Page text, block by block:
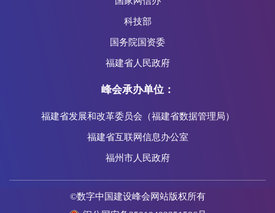
科技部
国务院国资委
福建省人民政府
峰会承办单位：
福建省发展和改革委员会（福建省数据管理局）
福建省互联网信息办公室
福州市人民政府
©数字中国建设峰会网站版权所有